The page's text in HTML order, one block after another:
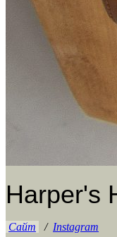
Harper's
Сайт / Instagram